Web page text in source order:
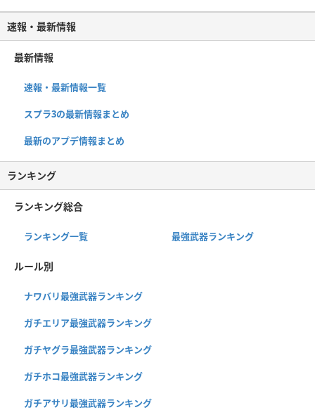
速報・最新情報
最新情報
速報・最新情報一覧
スプラ3の最新情報まとめ
最新のアプデ情報まとめ
ランキング
ランキング総合
ランキング一覧 最強武器ランキング
ルール別
ナワバリ最強武器ランキング
ガチエリア最強武器ランキング
ガチヤグラ最強武器ランキング
ガチホコ最強武器ランキング
ガチアサリ最強武器ランキング